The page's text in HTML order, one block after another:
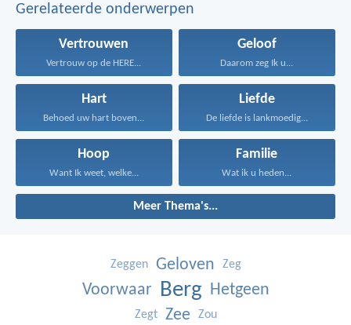
Gerelateerde onderwerpen
Vertrouwen
Vertrouw op de HERE...
Geloof
Daarom zeg Ik u...
Hart
Behoed uw hart boven...
Liefde
De liefde is lankmoedig...
Hoop
Want Ik weet, welke...
Familie
Wat ik u heden...
Meer Thema's...
Zeggen Geloven Zeg
Voorwaar Berg Hetgeen
Zegt Zee Zou